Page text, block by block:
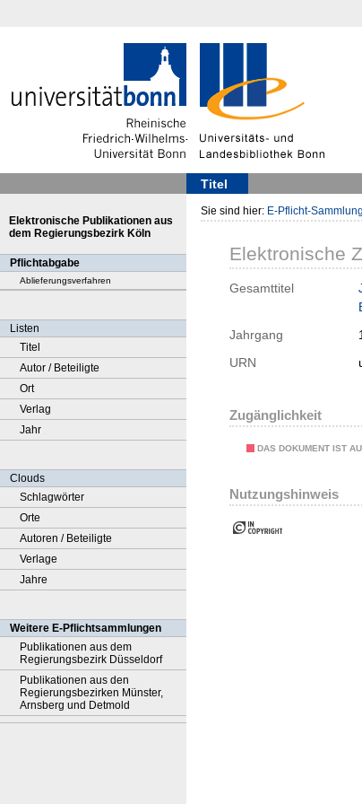
Titel
Elektronische Publikationen aus
dem Regierungsbezirk Köln
Pflichtabgabe
Ablieferungsverfahren
Listen
Titel
Autor / Beteiligte
Ort
Verlag
Jahr
Clouds
Schlagwörter
Orte
Autoren / Beteiligte
Verlage
Jahre
Weitere E-Pflichtsammlungen
Publikationen aus dem
Regierungsbezirk Düsseldorf
Publikationen aus den
Regierungsbezirken Münster,
Arnsberg und Detmold
Sie sind hier: E-Pflicht-Sammlung
Elektronische
Gesamttitel
Jahrgang
URN
Zugänglichkeit
DAS DOKUMENT IST
Nutzungshinweis